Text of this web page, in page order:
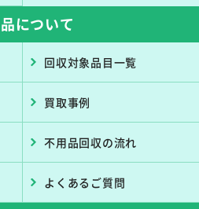
について
回収対象品目一覧
買取事例
不用品回収の流れ
よくあるご質問